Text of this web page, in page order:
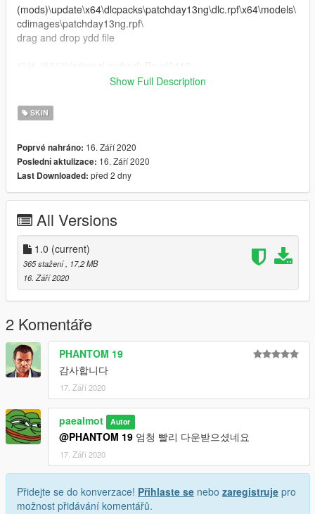
(mods)\update\x64\dlcpacks\patchday13ng\dlc.rpf\x64\models\
cdimages\patchday13ng.rpf\
drag and drop ydd file
모델 원작자 사이트(original author site):https://www.gta5-
스킨 제작자(skin maker):패알못(pae-al-mot)
Show Full Description
SKIN
Poprvé nahráno: 16. Září 2020
Poslední aktulizace: 16. Září 2020
Last Downloaded: před 2 dny
All Versions
1.0 (current)
365 stažení, 17,2 MB
16. Září 2020
2 Komentáře
PHANTOM 19
감사합니다
17. Září 2020
paealmot Autor
@PHANTOM 19 엄청 빨리 다운받으셨네요
17. Září 2020
Přidejte se do konverzace! Přihlaste se nebo zaregistruje pro
možnost přidávání komentářů.